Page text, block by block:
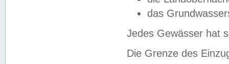
das
Jedes Gewässer hat
Die Grenze des